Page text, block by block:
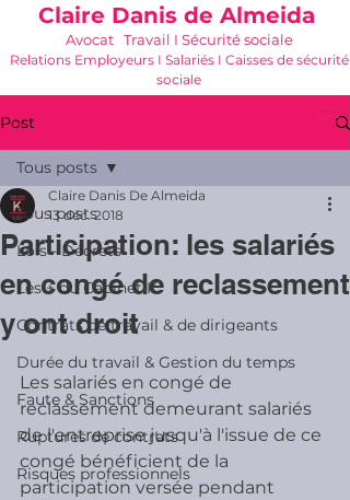
Claire Danis de Almeida
Avocat Travail I Sécurité sociale
Relations Employeurs I Salariés I Caisses de sécurité
sociale
Post
Tous posts
Lois - Décrets
Les + du Cabinet K
Contrats de travail & de dirigeants
Durée du travail & Gestion du temps
Faute & Sanctions
Ruptures de contrats
Risques professionnels
Tous posts
Participation: les salariés
en congé de reclassement
y ont droit
Claire Danis De Almeida
13 déc. 2018
Les salariés en congé de
reclassement demeurant salariés
de l'entreprise jusqu'à l'issue de ce
congé bénéficient de la
participation versée pendant